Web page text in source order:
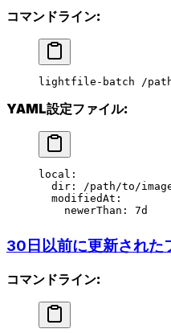
コマンドライン:
lightfile-batch /
YAML設定ファイル:
local :
  dir
:
/path/to/
  modifiedAt
:
    newerThan
: 7d
30日以前に更新された
コマンドライン: